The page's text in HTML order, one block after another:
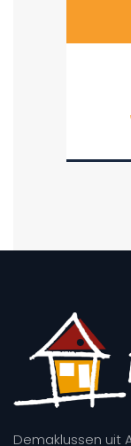
Demaklussen uit